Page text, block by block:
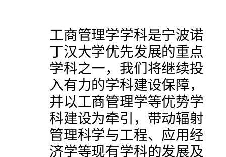
工商管理学学科是宁波诺
丁汉大学优先发展的重点
学科之一，我们将继续投
入有力的学科建设保障，
并以工商管理学等优势学
科建设为牵引，带动辐射
管理科学与工程、应用经
济学等现有学科的发展及